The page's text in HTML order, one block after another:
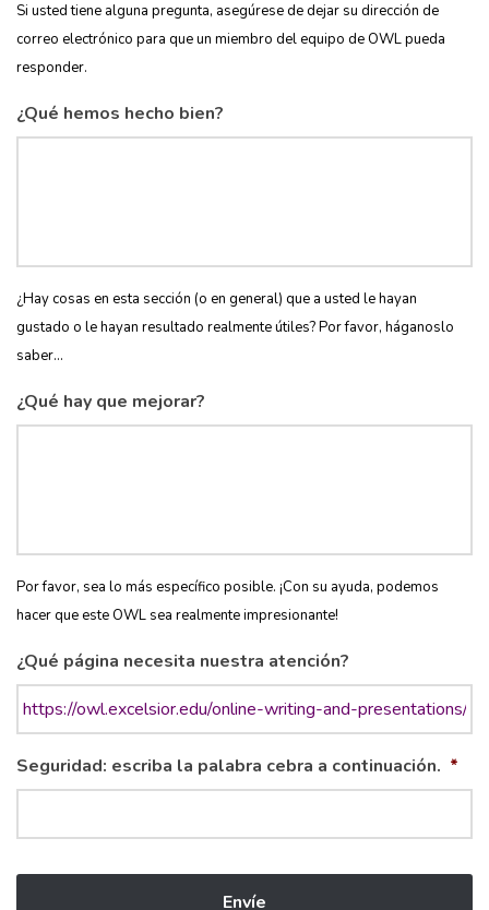
Si usted tiene alguna pregunta, asegúrese de dejar su dirección de
correo electrónico para que un miembro del equipo de OWL pueda
responder.
¿Qué hemos hecho bien?
¿Hay cosas en esta sección (o en general) que a usted le hayan
gustado o le hayan resultado realmente útiles? Por favor, háganoslo
saber...
¿Qué hay que mejorar?
Por favor, sea lo más específico posible. ¡Con su ayuda, podemos
hacer que este OWL sea realmente impresionante!
¿Qué página necesita nuestra atención?
Seguridad: escriba la palabra cebra a continuación. *